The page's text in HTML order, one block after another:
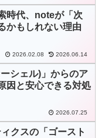
時代、noteが「次
かもしれない理由
2026.02.08 2026.06.14
シェル)」からのア
因と安心できる対処
2026.07.25
クスの「ゴースト